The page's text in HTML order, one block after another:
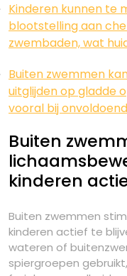
Kinderen kunnen te
blootstelling aan
zwembaden, wat
Buiten zwemmen
uitglijden op gladde
vooral bij
Buiten
kinderen
Buiten zwemmen
kinderen actief te
wateren of
spiergroepen